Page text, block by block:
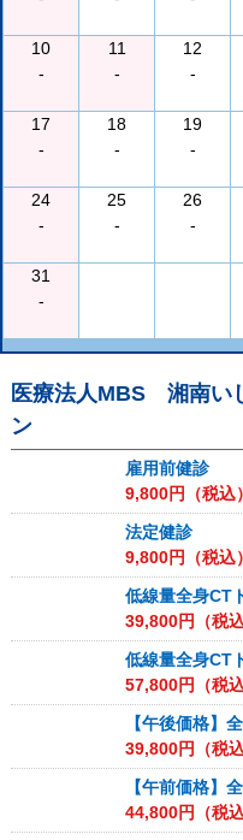
10
-
11
-
12
-
17
-
18
-
19
-
24
-
25
-
26
-
31
-
医療法人MBS 湘南い
ン
雇用前健診
9,800円（税込）
法定健診
9,800円（税込）
低線量全身CT
39,800円（税込
低線量全身CT
57,800円（税込
【午後価格】
39,800円（税込
【午前価格】
44,800円（税込